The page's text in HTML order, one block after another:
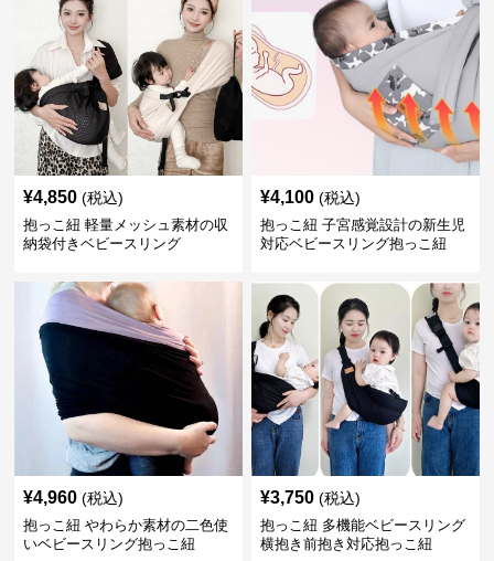
¥4,850 (税込)
抱っこ紐 軽量メッシュ素材の収
納袋付きベビースリング
¥4,100 (税込)
抱っこ紐 子宮感覚設計の新生児
対応ベビースリング抱っこ紐
¥4,960 (税込)
抱っこ紐 やわらか素材の二色使
いベビースリング抱っこ紐
¥3,750 (税込)
抱っこ紐 多機能ベビースリング
横抱き前抱き対応抱っこ紐